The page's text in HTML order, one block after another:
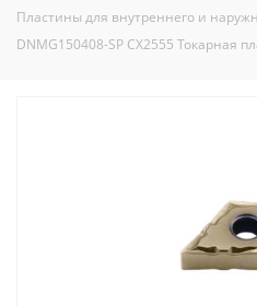
Пластины для внутреннего и
DNMG150408-SP CX2555 Токарная